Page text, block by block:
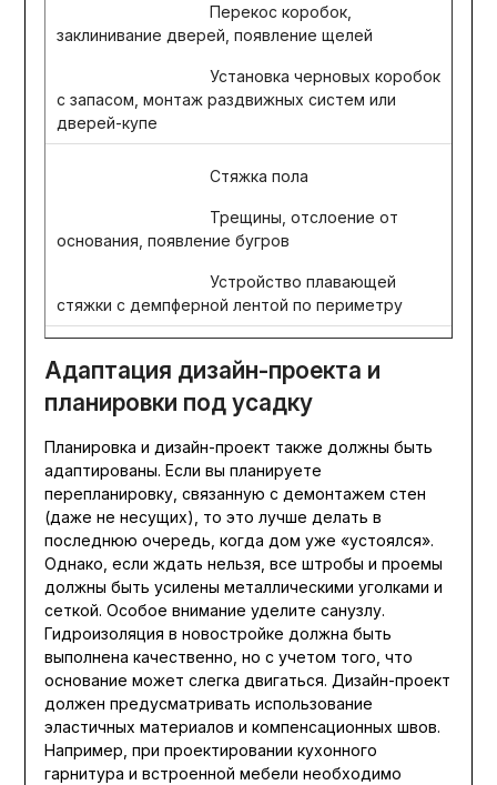
Перекос коробок,
заклинивание дверей, появление щелей
Установка черновых коробок
с запасом, монтаж раздвижных систем или
дверей-купе
Стяжка пола
Трещины, отслоение от
основания, появление бугров
Устройство плавающей
стяжки с демпферной лентой по периметру
Адаптация дизайн-проекта и
планировки под усадку
Планировка и дизайн-проект также должны быть
адаптированы. Если вы планируете
перепланировку, связанную с демонтажем стен
(даже не несущих), то это лучше делать в
последнюю очередь, когда дом уже «устоялся».
Однако, если ждать нельзя, все штробы и проемы
должны быть усилены металлическими уголками и
сеткой. Особое внимание уделите санузлу.
Гидроизоляция в новостройке должна быть
выполнена качественно, но с учетом того, что
основание может слегка двигаться. Дизайн-проект
должен предусматривать использование
эластичных материалов и компенсационных швов.
Например, при проектировании кухонного
гарнитура и встроенной мебели необходимо